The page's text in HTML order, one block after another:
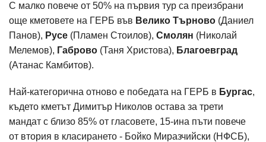
С малко повече от 50% на първия тур са преизбрани
още кметовете на ГЕРБ във Велико Търново (Даниел
Панов), Русе (Пламен Стоилов), Смолян (Николай
Мелемов), Габрово (Таня Христова), Благоевград
(Атанас Камбитов).
Най-категорична отново е победата на ГЕРБ в Бургас,
където кметът Димитър Николов остава за трети
мандат с близо 85% от гласовете, 15-ина пъти повече
от втория в класирането - Бойко Миразчийски (НФСБ),